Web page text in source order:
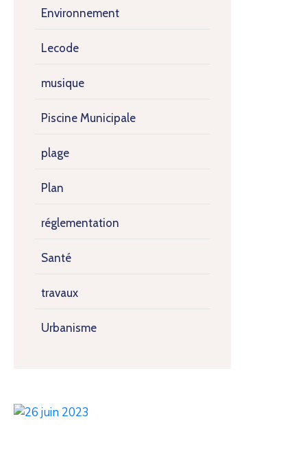
Environnement
Lecode
musique
Piscine Municipale
plage
Plan
réglementation
Santé
travaux
Urbanisme